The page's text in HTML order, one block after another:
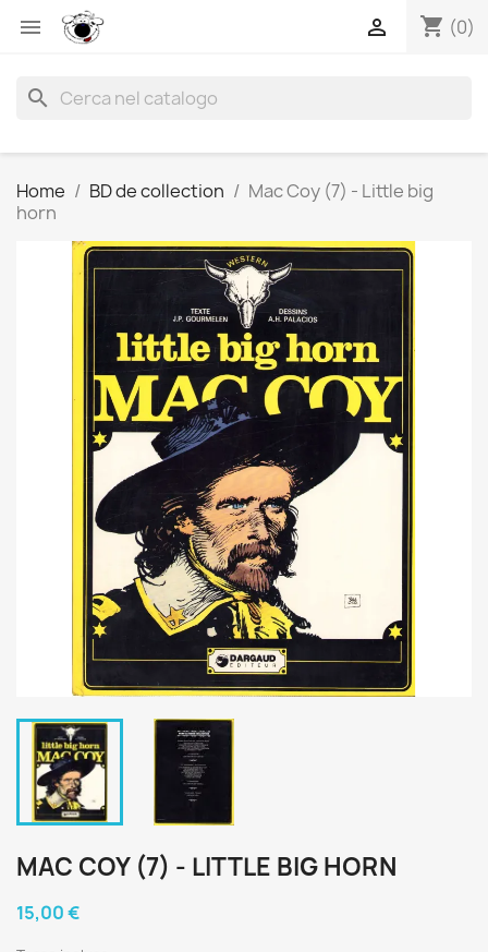
 shopping_cart (0)

search
Home BD de collection
Mac Coy (7) - Little big
horn
MAC COY (7) - LITTLE BIG HORN
15,00 €